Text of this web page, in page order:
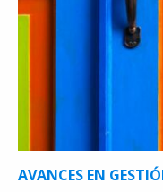
AVANCES EN